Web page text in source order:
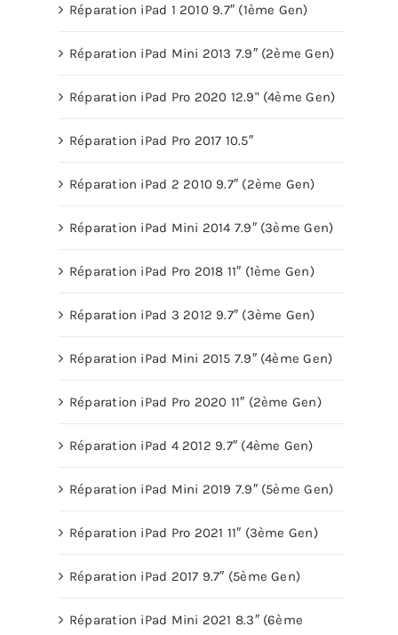
Réparation iPad 1 2010 9.7″ (1ème Gen)
Réparation iPad Mini 2013 7.9″ (2ème Gen)
Réparation iPad Pro 2020 12.9" (4ème Gen)
Réparation iPad Pro 2017 10.5″
Réparation iPad 2 2010 9.7″ (2ème Gen)
Réparation iPad Mini 2014 7.9″ (3ème Gen)
Réparation iPad Pro 2018 11″ (1ème Gen)
Réparation iPad 3 2012 9.7″ (3ème Gen)
Réparation iPad Mini 2015 7.9″ (4ème Gen)
Réparation iPad Pro 2020 11″ (2ème Gen)
Réparation iPad 4 2012 9.7″ (4ème Gen)
Réparation iPad Mini 2019 7.9″ (5ème Gen)
Réparation iPad Pro 2021 11″ (3ème Gen)
Réparation iPad 2017 9.7″ (5ème Gen)
Réparation iPad Mini 2021 8.3″ (6ème